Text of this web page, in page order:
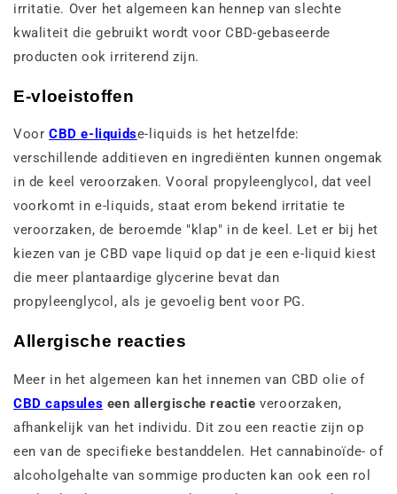
irritatie. Over het algemeen kan hennep van slechte
kwaliteit die gebruikt wordt voor CBD-gebaseerde
producten ook irriterend zijn.
E-vloeistoffen
Voor CBD e-liquidse-liquids is het hetzelfde:
verschillende additieven en ingrediënten kunnen ongemak
in de keel veroorzaken. Vooral propyleenglycol, dat veel
voorkomt in e-liquids, staat erom bekend irritatie te
veroorzaken, de beroemde "klap" in de keel. Let er bij het
kiezen van je CBD vape liquid op dat je een e-liquid kiest
die meer plantaardige glycerine bevat dan
propyleenglycol, als je gevoelig bent voor PG.
Allergische reacties
Meer in het algemeen kan het innemen van CBD olie of
CBD capsules een allergische reactie veroorzaken,
afhankelijk van het individu. Dit zou een reactie zijn op
een van de specifieke bestanddelen. Het cannabinoïde- of
alcoholgehalte van sommige producten kan ook een rol